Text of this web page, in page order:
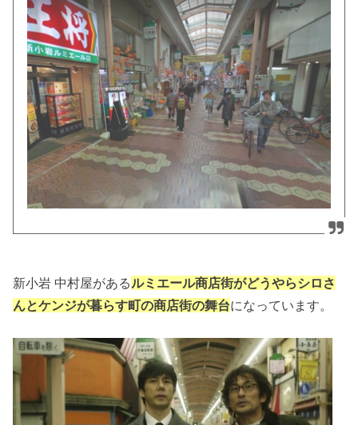
新小岩 中村屋があるルミエール商店街がどうやらシロさ
んとケンジが暮らす町の商店街の舞台になっています。